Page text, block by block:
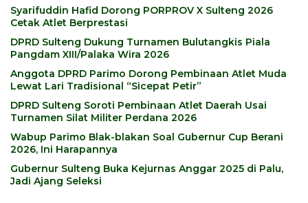
Syarifuddin Hafid Dorong PORPROV X Sulteng 2026
Cetak Atlet Berprestasi
DPRD Sulteng Dukung Turnamen Bulutangkis Piala
Pangdam XIII/Palaka Wira 2026
Anggota DPRD Parimo Dorong Pembinaan Atlet Muda
Lewat Lari Tradisional “Sicepat Petir”
DPRD Sulteng Soroti Pembinaan Atlet Daerah Usai
Turnamen Silat Militer Perdana 2026
Wabup Parimo Blak-blakan Soal Gubernur Cup Berani
2026, Ini Harapannya
Gubernur Sulteng Buka Kejurnas Anggar 2025 di Palu,
Jadi Ajang Seleksi